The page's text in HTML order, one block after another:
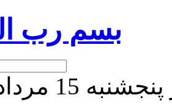
بسم رب
15 مرداد 1405